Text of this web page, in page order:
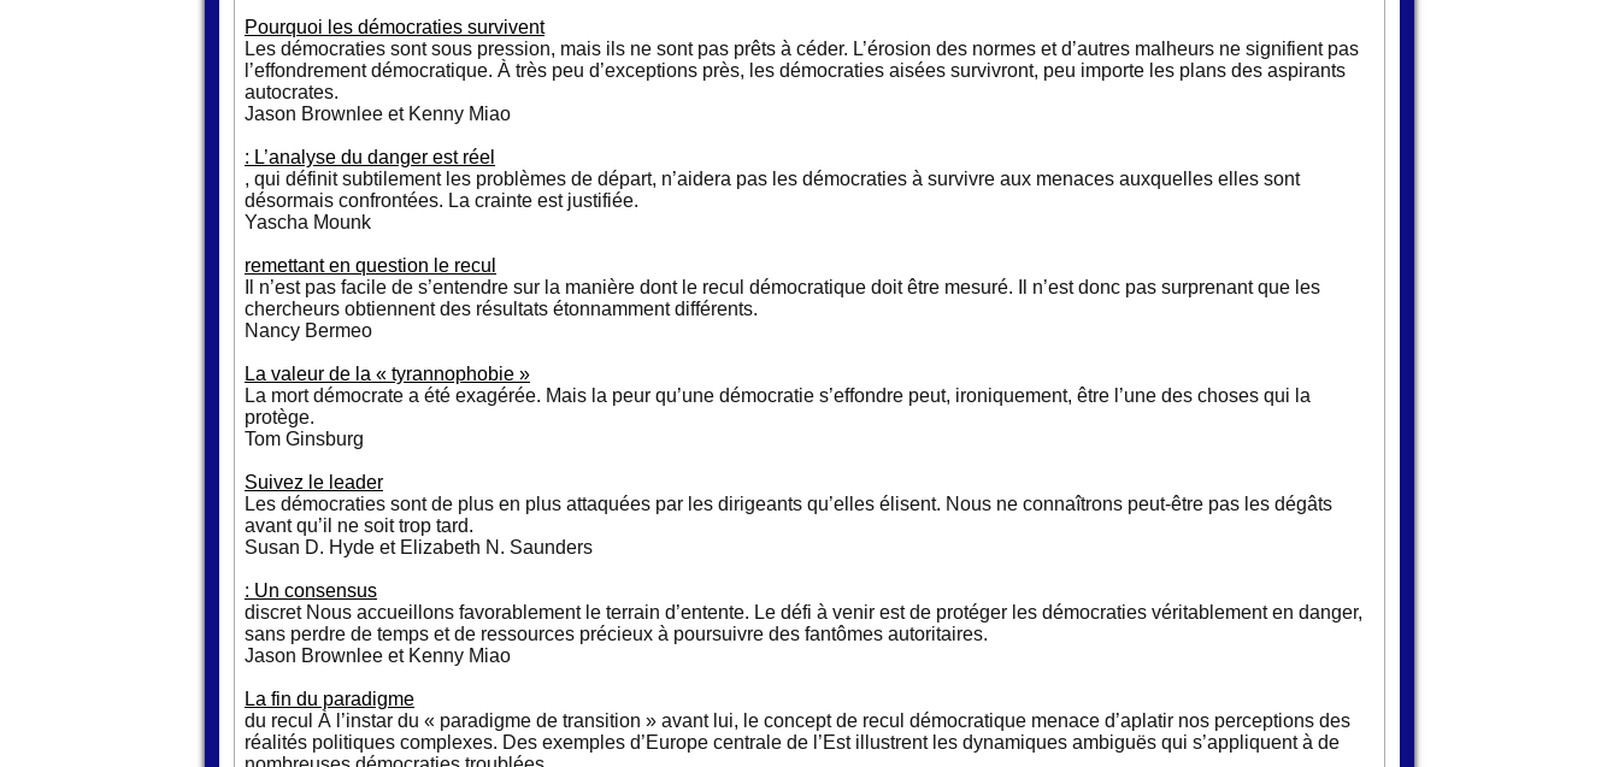
Pourquoi les démocraties survivent
Les démocraties sont sous pression, mais ils ne sont pas prêts à céder. L’érosion des normes et d’autres malheurs ne signifient pas
l’effondrement démocratique. À très peu d’exceptions près, les démocraties aisées survivront, peu importe les plans des aspirants
autocrates.
Jason Brownlee et Kenny Miao
: L’analyse du danger est réel
, qui définit subtilement les problèmes de départ, n’aidera pas les démocraties à survivre aux menaces auxquelles elles sont
désormais confrontées. La crainte est justifiée.
Yascha Mounk
remettant en question le recul
Il n’est pas facile de s’entendre sur la manière dont le recul démocratique doit être mesuré. Il n’est donc pas surprenant que les
chercheurs obtiennent des résultats étonnamment différents.
Nancy Bermeo
La valeur de la « tyrannophobie »
La mort démocrate a été exagérée. Mais la peur qu’une démocratie s’effondre peut, ironiquement, être l’une des choses qui la
protège.
Tom Ginsburg
Suivez le leader
Les démocraties sont de plus en plus attaquées par les dirigeants qu’elles élisent. Nous ne connaîtrons peut-être pas les dégâts
avant qu’il ne soit trop tard.
Susan D. Hyde et Elizabeth N. Saunders
: Un consensus
discret Nous accueillons favorablement le terrain d’entente. Le défi à venir est de protéger les démocraties véritablement en danger,
sans perdre de temps et de ressources précieux à poursuivre des fantômes autoritaires.
Jason Brownlee et Kenny Miao
La fin du paradigme
du recul À l’instar du « paradigme de transition » avant lui, le concept de recul démocratique menace d’aplatir nos perceptions des
réalités politiques complexes. Des exemples d’Europe centrale de l’Est illustrent les dynamiques ambiguës qui s’appliquent à de